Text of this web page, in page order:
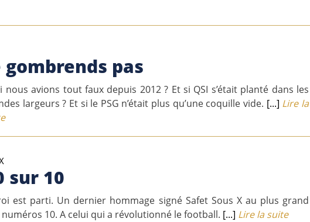
gombrends pas
nous avions tout faux depuis 2012 ? Et si QSI s’était planté dans les
largeurs ? Et si le PSG n’était plus qu’une coquille vide. [...] Lire la
sur 10
est parti. Un dernier hommage signé Safet Sous X au plus grand
numéros 10. A celui qui a révolutionné le football. [...] Lire la suite